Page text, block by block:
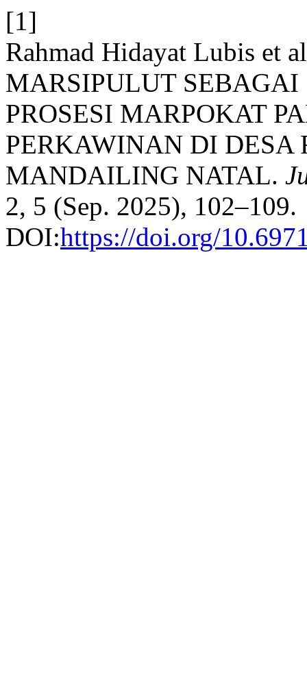
[1]
Rahmad Hidayat Lubis et
MARSIPULUT
PROSESI MARPOKAT
PERKAWINAN DI DESA
MANDAILING NATAL.
2, 5 (Sep. 2025), 102–109.
DOI:https://doi.org/